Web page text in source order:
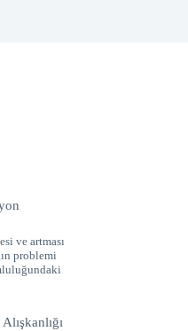
ve artması
problemi